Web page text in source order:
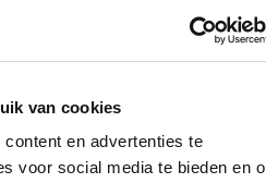
van cookies
en advertenties te
voor social media te bieden en
in een verdere ontwikkeling van
gelegen aan de Meensesteenweg
uitgebreid tot aan het
integratie van de Regenbeek en
het bedrijventerrein en het